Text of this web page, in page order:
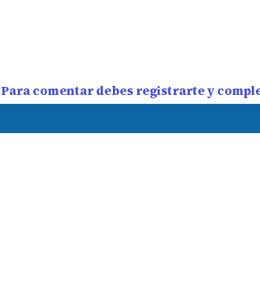
Para comentar debes registrarte y